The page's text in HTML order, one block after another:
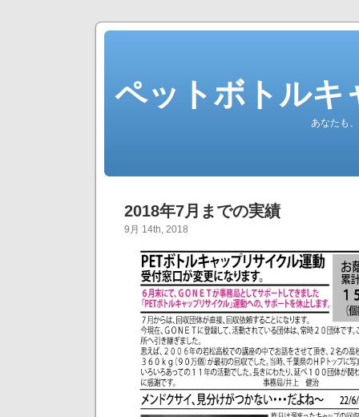
ペットボトルキ
あなたも
2018年7月までの実績
9月 14th, 2018